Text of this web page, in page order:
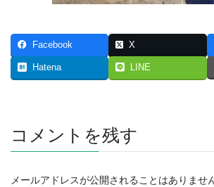
Facebook X
Hatena LINE
コメントを残す
メールアドレスが公開されることはありません